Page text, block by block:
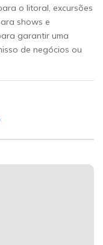
o litoral, excursões
shows e
garantir uma
de negócios ou